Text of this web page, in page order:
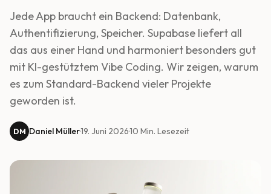
Jede App braucht ein Backend: Datenbank,
Authentifizierung, Speicher. Supabase liefert all
das aus einer Hand und harmoniert besonders gut
mit KI-gestütztem Vibe Coding. Wir zeigen, warum
es zum Standard-Backend vieler Projekte
geworden ist.
DM Daniel Müller·19. Juni 2026·10 Min. Lesezeit